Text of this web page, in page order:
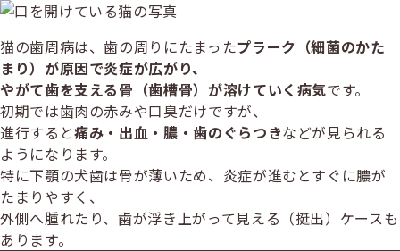
猫の歯周病は、歯の周りにたまったプラーク（細菌のかた
まり）が原因で炎症が広がり、
やがて歯を支える骨（歯槽骨）が溶けていく病気です。
初期では歯肉の赤みや口臭だけですが、
進行すると痛み・出血・膿・歯のぐらつきなどが見られる
ようになります。
特に下顎の犬歯は骨が薄いため、炎症が進むとすぐに膿が
たまりやすく、
外側へ腫れたり、歯が浮き上がって見える（挺出）ケースも
あります。